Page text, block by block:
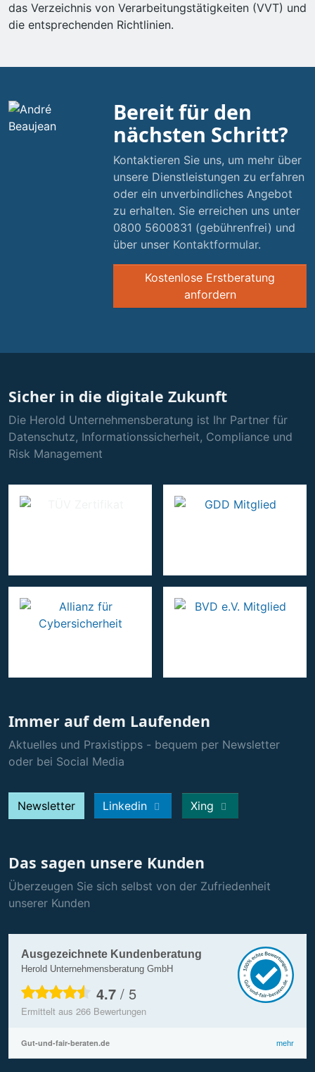
das Verzeichnis von Verarbeitungstätigkeiten (VVT) und
die entsprechenden Richtlinien.
Bereit für den
nächsten Schritt?
Kontaktieren Sie uns, um mehr über
unsere Dienstleistungen zu erfahren
oder ein unverbindliches Angebot
zu erhalten. Sie erreichen uns unter
0800 5600831 (gebührenfrei) und
über unser Kontaktformular.
Kostenlose Erstberatung
anfordern
Sicher in die digitale Zukunft
Die Herold Unternehmensberatung ist Ihr Partner für
Datenschutz, Informationssicherheit, Compliance und
Risk Management
Immer auf dem Laufenden
Aktuelles und Praxistipps - bequem per Newsletter
oder bei Social Media
Newsletter Linkedin Xing
Das sagen unsere Kunden
Überzeugen Sie sich selbst von der Zufriedenheit
unserer Kunden
Ausgezeichnete Kundenberatung
Herold Unternehmensberatung GmbH
4.7/ 5
Ermittelt aus 266 Bewertungen
Gut-und-fair-beraten.de mehr